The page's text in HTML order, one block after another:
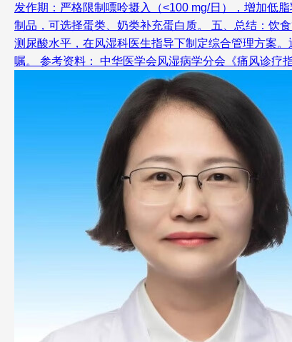
发作期：严格限制嘌呤摄入（<100 mg/日），增加低
制品，可选择蛋类、奶类补充蛋白质。 五、总结：饮
测尿酸水平，在风湿科医生指导下制定综合管理方案
嘱。 参考资料： 中华医学会风湿病学分会《痛风诊疗